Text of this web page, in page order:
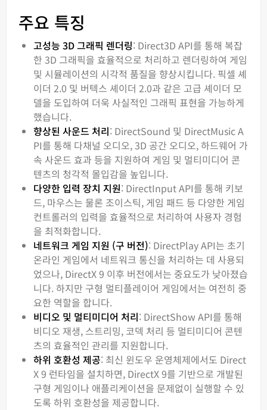
주요 특징
고성능 3D 그래픽 렌더링: Direct3D API를 통해 복잡
한 3D 그래픽을 효율적으로 처리하고 렌더링하여 게임
및 시뮬레이션의 시각적 품질을 향상시킵니다. 픽셀 셰
이더 2.0 및 버텍스 셰이더 2.0과 같은 고급 셰이더 모
델을 도입하여 더욱 사실적인 그래픽 표현을 가능하게
했습니다.
향상된 사운드 처리: DirectSound 및 DirectMusic A
PI를 통해 다채널 오디오, 3D 공간 오디오, 하드웨어 가
속 사운드 효과 등을 지원하여 게임 및 멀티미디어 콘
텐츠의 청각적 몰입감을 높입니다.
다양한 입력 장치 지원: DirectInput API를 통해 키보
드, 마우스는 물론 조이스틱, 게임 패드 등 다양한 게임
컨트롤러의 입력을 효율적으로 처리하여 사용자 경험
을 최적화합니다.
네트워크 게임 지원 (구 버전): DirectPlay API는 초기
온라인 게임에서 네트워크 통신을 처리하는 데 사용되
었으나, DirectX 9 이후 버전에서는 중요도가 낮아졌습
니다. 하지만 구형 멀티플레이어 게임에서는 여전히 중
요한 역할을 합니다.
비디오 및 멀티미디어 처리: DirectShow API를 통해
비디오 재생, 스트리밍, 코덱 처리 등 멀티미디어 콘텐
츠의 효율적인 관리를 지원합니다.
하위 호환성 제공: 최신 윈도우 운영체제에서도 Direct
X 9 런타임을 설치하면, DirectX 9를 기반으로 개발된
구형 게임이나 애플리케이션을 문제없이 실행할 수 있
도록 하위 호환성을 제공합니다.